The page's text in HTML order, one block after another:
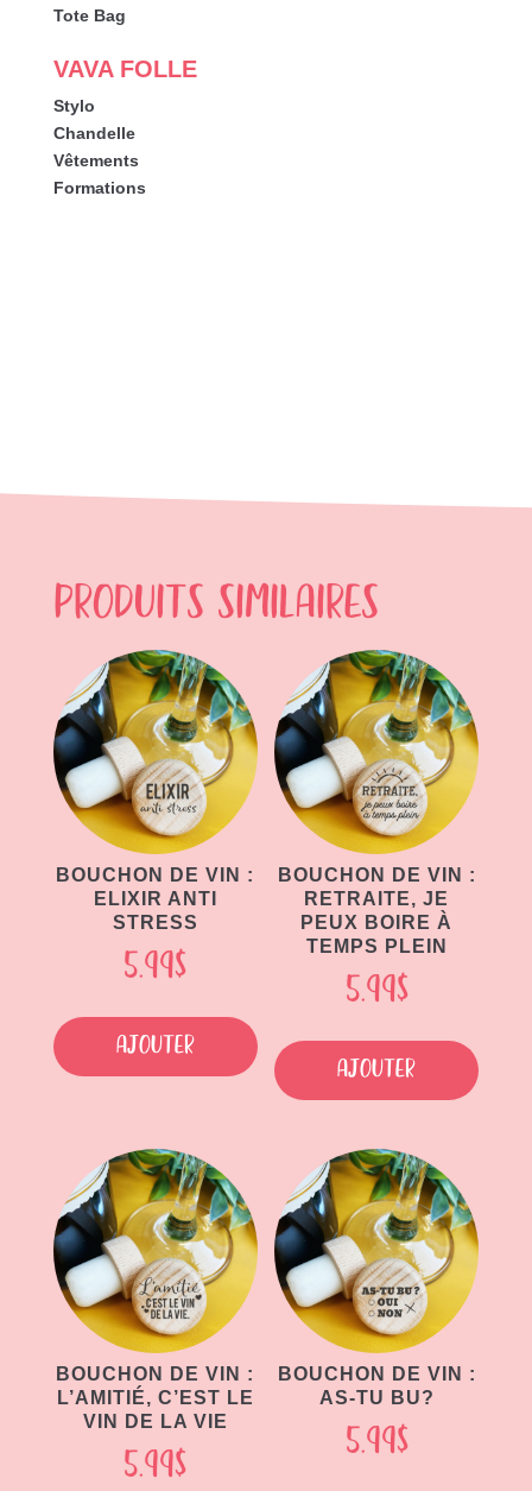
Tote Bag
VAVA FOLLE
Stylo
Chandelle
Vêtements
Formations
Produits similaires
BOUCHON DE VIN :
ELIXIR ANTI
STRESS
5.99$
Ajouter
BOUCHON DE VIN :
RETRAITE, JE
PEUX BOIRE À
TEMPS PLEIN
5.99$
Ajouter
BOUCHON DE VIN :
L’AMITIÉ, C’EST LE
VIN DE LA VIE
5.99$
BOUCHON DE VIN :
AS-TU BU?
5.99$